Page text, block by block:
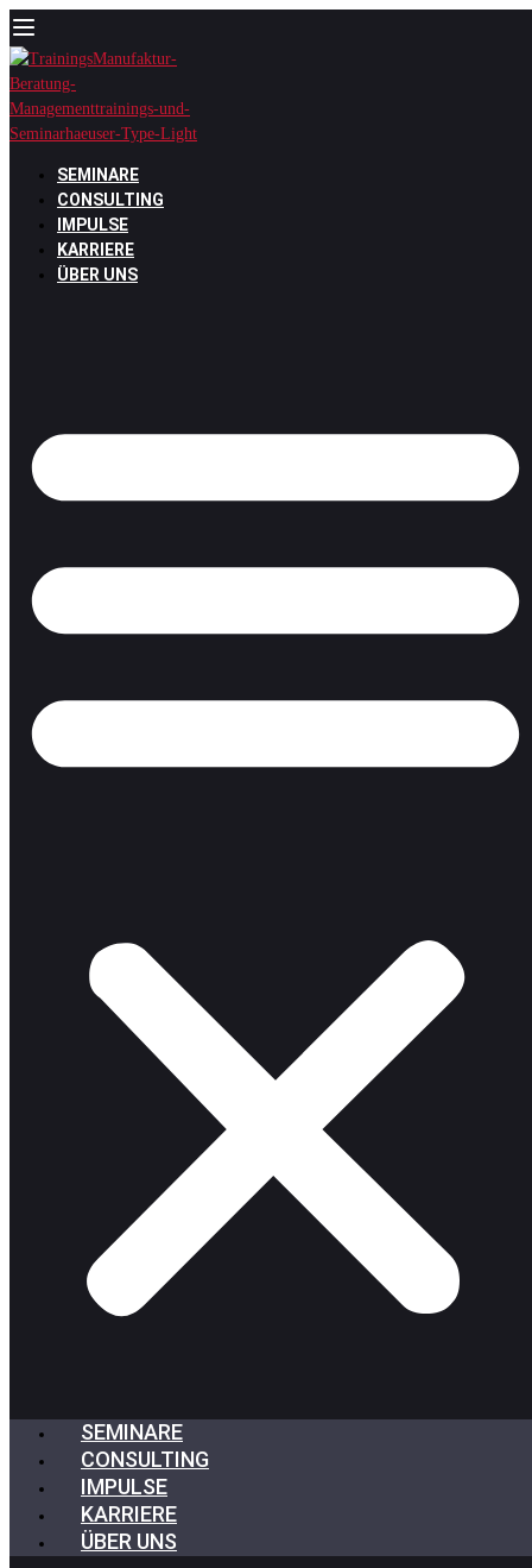
Zum
Inhalt
springen
SEMINARE
CONSULTING
IMPULSE
KARRIERE
ÜBER UNS
SEMINARE
CONSULTING
IMPULSE
KARRIERE
ÜBER UNS